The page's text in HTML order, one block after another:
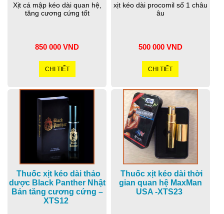
Xịt cá mập kéo dài quan hệ,
tăng cương cứng tốt
850 000 VND
CHI TIẾT
xịt kéo dài procomil số 1 châu
âu
500 000 VND
CHI TIẾT
Thuốc xịt kéo dài thảo
dược Black Panther Nhật
Bản tăng cương cứng –
XTS12
Thuốc xịt kéo dài thời
gian quan hệ MaxMan
USA -XTS23